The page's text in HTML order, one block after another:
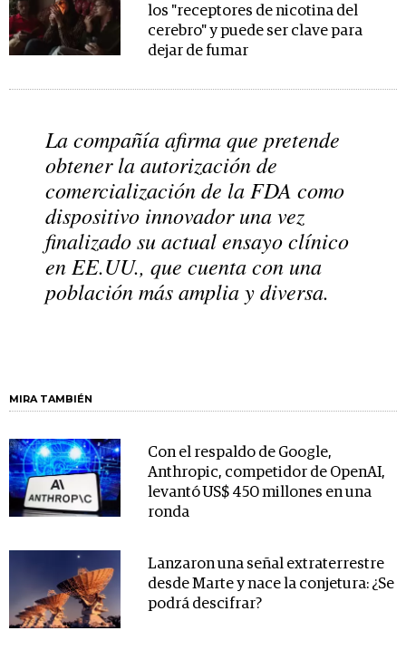
los "receptores de nicotina del
cerebro" y puede ser clave para
dejar de fumar
La compañía afirma que pretende
obtener la autorización de
comercialización de la FDA como
dispositivo innovador una vez
finalizado su actual ensayo clínico
en EE.UU., que cuenta con una
población más amplia y diversa.
MIRA TAMBIÉN
Con el respaldo de Google,
Anthropic, competidor de OpenAI,
levantó US$ 450 millones en una
ronda
Lanzaron una señal extraterrestre
desde Marte y nace la conjetura: ¿Se
podrá descifrar?